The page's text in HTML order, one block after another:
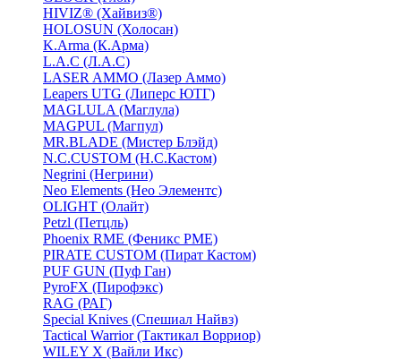
HIVIZ® (Хайвиз®)
HOLOSUN (Холосан)
K.Arma (К.Арма)
L.A.C (Л.А.С)
LASER AMMO (Лазер Аммо)
Leapers UTG (Липерс ЮТГ)
MAGLULA (Маглула)
MAGPUL (Магпул)
MR.BLADE (Мистер Блэйд)
N.C.CUSTOM (Н.С.Кастом)
Negrini (Негрини)
Neo Elements (Нео Элементс)
OLIGHT (Олайт)
Petzl (Петцль)
Phoenix RME (Феникс РМЕ)
PIRATE CUSTOM (Пират Кастом)
PUF GUN (Пуф Ган)
PyroFX (Пирофэкс)
RAG (РАГ)
Special Knives (Спешиал Найвз)
Tactical Warrior (Тактикал Ворриор)
WILEY X (Вайли Икс)